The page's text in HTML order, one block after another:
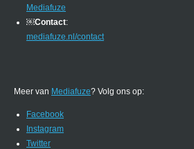
Mediafuze
￼Contact:
mediafuze.nl/contact
Meer van Mediafuze? Volg ons op:
Facebook
Instagram
Twitter